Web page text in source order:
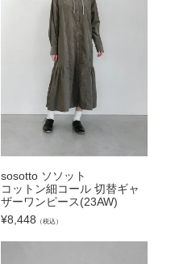
sosotto ソソット
コットン細コール 切替ギャ
ザーワンピース(23AW)
¥8,448 （税込）